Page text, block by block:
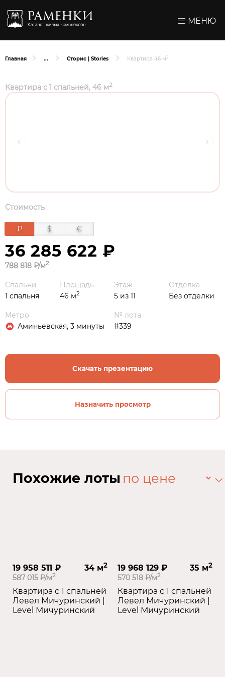
МЕНЮ
Главная Сторис | Stories Квартира 46 м 2
Квартира с 1 спальней, 46 м2
Стоимость
₽ $ €
36 285 622 ₽
788 818 ₽/м2
Метро
Аминьевская, 3 минуты
Этаж
5 из 11
Площадь
46 м2
Спальни
1 спальня
Отделка
Без отделки
№ лота
#339
Скачать презентацию
Назначить просмотр
Похожие лоты
19 958 511 ₽ 34 м2
587 015 ₽/м2
Квартира с 1 спальней
Левел Мичуринский |
Level Мичуринский
19 968 129 ₽ 35 м2
570 518 ₽/м2
Квартира с 1 спальней
Левел Мичуринский |
Level Мичуринский